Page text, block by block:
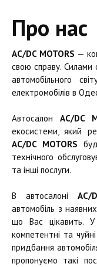
Про нас
AC/DC MOTORS —
свою справу. Силами
автомобільного
електромобілів в
АвтосалонAC/DC
екосистеми, який
AC/DC MOTORS
технічного
та інші послуги.
В автосалоніAC/
автомобіль з
що Вас цікавить. У
компетентні та
придбання
пропонуємо такі